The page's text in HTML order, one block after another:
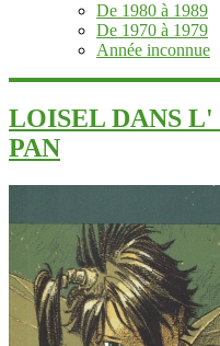
De 1980 à 1989
De 1970 à 1979
Année inconnue
LOISEL DANS L'
PAN